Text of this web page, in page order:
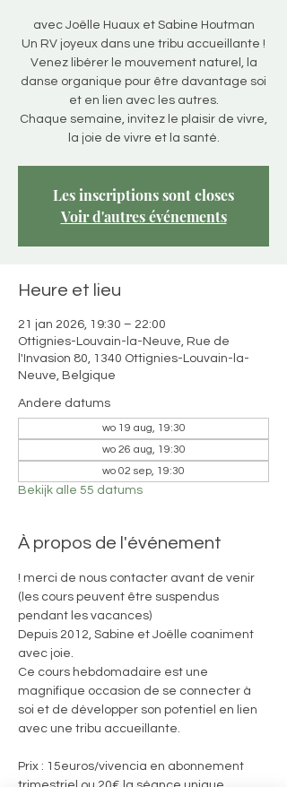
avec Joëlle Huaux et Sabine Houtman
Un RV joyeux dans une tribu accueillante !
Venez libérer le mouvement naturel, la
danse organique pour être davantage soi
et en lien avec les autres.
Chaque semaine, invitez le plaisir de vivre,
la joie de vivre et la santé.
Les inscriptions sont closes
Voir d'autres événements
Heure et lieu
21 jan 2026, 19:30 – 22:00
Ottignies-Louvain-la-Neuve, Rue de
l'Invasion 80, 1340 Ottignies-Louvain-la-
Neuve, Belgique
Andere datums
wo 19 aug, 19:30
wo 26 aug, 19:30
wo 02 sep, 19:30
Bekijk alle 55 datums
À propos de l'événement
! merci de nous contacter avant de venir
(les cours peuvent être suspendus
pendant les vacances)
Depuis 2012, Sabine et Joëlle coaniment
avec joie.
Ce cours hebdomadaire est une
magnifique occasion de se connecter à
soi et de développer son potentiel en lien
avec une tribu accueillante.
Prix : 15euros/vivencia en abonnement